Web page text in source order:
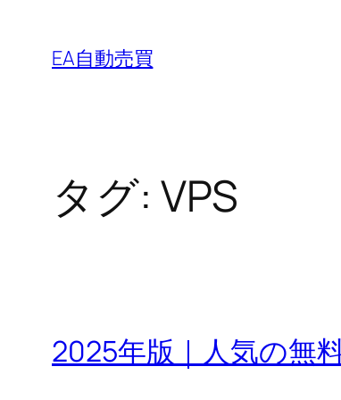
EA自動売買
タグ: VPS
2025年版｜人気の無